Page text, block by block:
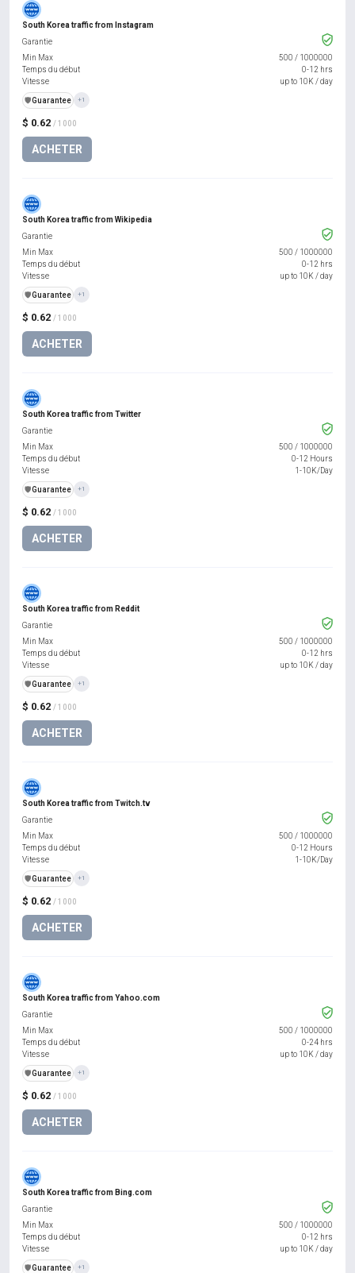
South Korea traffic from Instagram
$ 0.62 / 1000
ACHETER
Garantie
Min Max
500 / 1000000
Temps du début
0-12 hrs
Vitesse
up to 10K / day
️🛡️Guarantee +1
South Korea traffic from Wikipedia
$ 0.62 / 1000
ACHETER
Garantie
Min Max
500 / 1000000
Temps du début
0-12 hrs
Vitesse
up to 10K / day
️🛡️Guarantee +1
South Korea traffic from Twitter
$ 0.62 / 1000
ACHETER
Garantie
Min Max
500 / 1000000
Temps du début
0-12 Hours
Vitesse
1-10K/Day
️🛡️Guarantee +1
South Korea traffic from Reddit
$ 0.62 / 1000
ACHETER
Garantie
Min Max
500 / 1000000
Temps du début
0-12 hrs
Vitesse
up to 10K / day
️🛡️Guarantee +1
South Korea traffic from Twitch.tv
$ 0.62 / 1000
ACHETER
Garantie
Min Max
500 / 1000000
Temps du début
0-12 Hours
Vitesse
1-10K/Day
️🛡️Guarantee +1
South Korea traffic from Yahoo.com
$ 0.62 / 1000
ACHETER
Garantie
Min Max
500 / 1000000
Temps du début
0-24 hrs
Vitesse
up to 10K / day
️🛡️Guarantee +1
South Korea traffic from Bing.com
Garantie
Min Max
500 / 1000000
Temps du début
0-12 hrs
Vitesse
up to 10K / day
️🛡️Guarantee +1